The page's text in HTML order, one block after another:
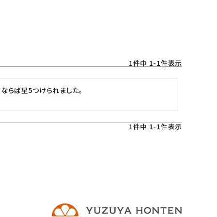
1件中 1-1件表示
らば星5つけられました。
1件中 1-1件表示